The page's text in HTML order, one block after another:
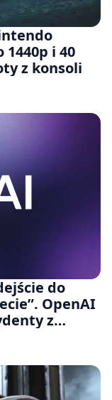
1440p i 40
z konsoli
do
OpenAI
z